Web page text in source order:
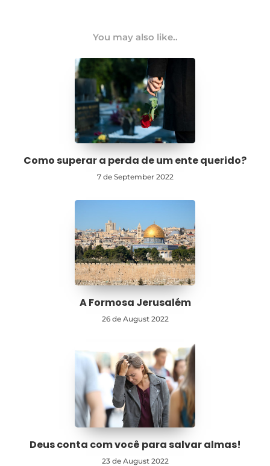
You may also like..
Como superar a perda de um ente querido?
7 de September 2022
A Formosa Jerusalém
26 de August 2022
Deus conta com você para salvar almas!
23 de August 2022